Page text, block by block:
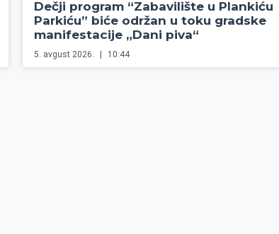
Dečji program “Zabavilište u Plankiću
Parkiću” biće održan u toku gradske
manifestacije „Dani piva“
5. avgust 2026. 10:44